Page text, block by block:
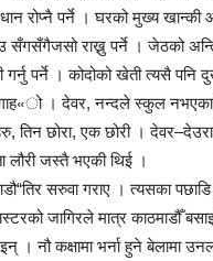
रोप्नै पर्ने । घरको मुख्य खान्की
सँगसँगैजसो राख्नु पर्ने । जेठको
गर्नु पर्ने । कोदोको खेती त्यसै
। देवर, नन्दले स्कुल नभएका
तिन छोरा, एक छोरी ।
लौरी जस्तै भएकी थिई ।
सरुवा गराए । त्यसका
जागिरले मात्र काठमाडौँ
। नौ कक्षामा भर्ना हुने बेलामा